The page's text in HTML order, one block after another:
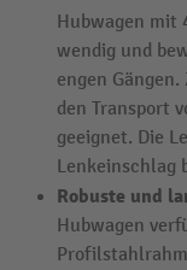
Hubwagen mit
wendig und
engen
den Transport
geeignet. Die
Lenkeinschlag
Robuste und
Hubwagen